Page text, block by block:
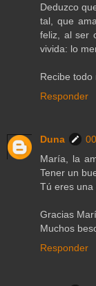
Deduzco
tal, que
feliz, al ser
vivida: lo
Recibe
Responder
Duna
María, la
Tener un
Tú eres una
Gracias
Muchos
Responder